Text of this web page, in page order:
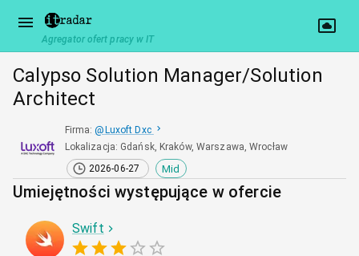
Agregator ofert pracy w IT
Calypso Solution Manager/Solution
Architect
Firma: @ Luxoft Dxc
Lokalizacja: Gdańsk, Kraków, Warszawa, Wrocław
2026-06-27
Mid
Umiejętności występujące w ofercie
Swift